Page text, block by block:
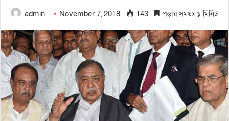
admin November 7, 2018 143 পড়ার সময়ঃ ১ মিনিট